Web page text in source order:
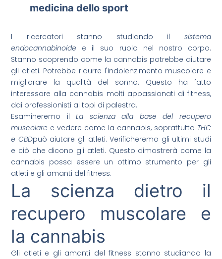
medicina dello sport
I ricercatori stanno studiando il sistema
endocannabinoide e il suo ruolo nel nostro corpo.
Stanno scoprendo come la cannabis potrebbe aiutare
gli atleti. Potrebbe ridurre l'indolenzimento muscolare e
migliorare la qualità del sonno. Questo ha fatto
interessare alla cannabis molti appassionati di fitness,
dai professionisti ai topi di palestra.
Esamineremo ilLa scienza alla base del recupero
muscolare e vedere come la cannabis, soprattutto THC
e CBDpuò aiutare gli atleti. Verificheremo gli ultimi studi
e ciò che dicono gli atleti. Questo dimostrerà come la
cannabis possa essere un ottimo strumento per gli
atleti e gli amanti del fitness.
La scienza dietro il
recupero muscolare e
la cannabis
Gli atleti e gli amanti del fitness stanno studiando la